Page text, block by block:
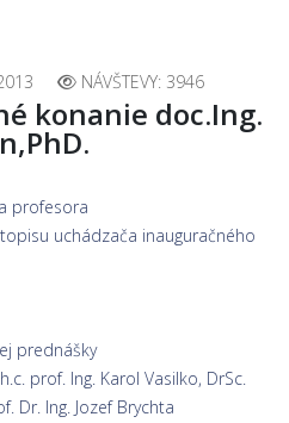
NÁVŠTEVY: 3946
konanie doc.Ing.
profesora
uchádzača inauguračného
prednášky
prof. Ing. Karol Vasilko, DrSc.
Dr. Ing. Jozef Brychta